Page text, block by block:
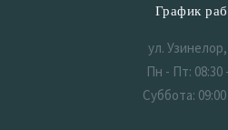
График
ул.
Пн - Пт: 08:30
Суббота: